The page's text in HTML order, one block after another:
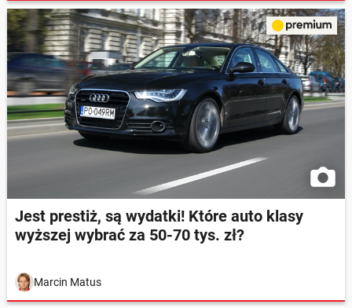
Jest prestiż, są wydatki! Które auto klasy
wyższej wybrać za 50-70 tys. zł?
Marcin Matus